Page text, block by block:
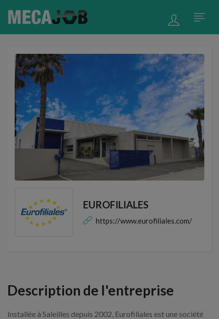
EUROFILIALES
https://www.eurofiliales.com/
Description de l'entreprise
Installée à Saleilles depuis 2002, Eurofiliales est une société